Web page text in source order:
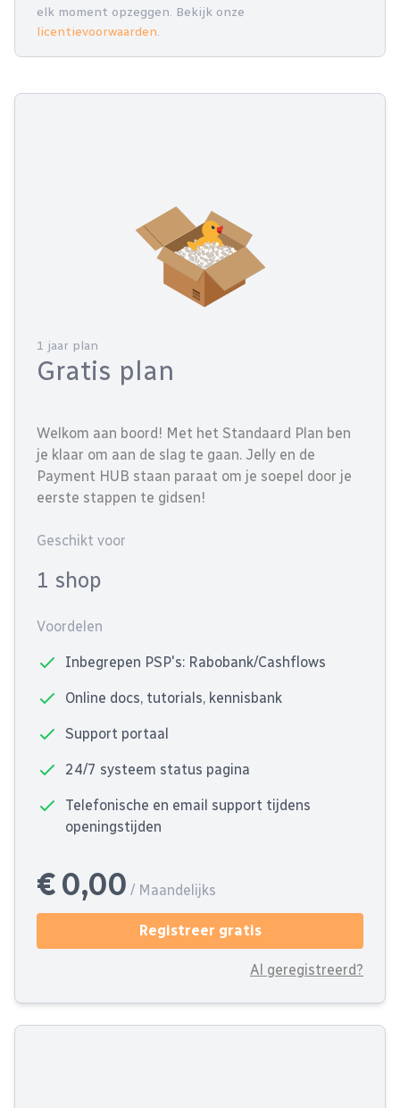
elk moment opzeggen. Bekijk onze
licentievoorwaarden.
1 jaar plan
Gratis plan
Welkom aan boord! Met het Standaard Plan ben
je klaar om aan de slag te gaan. Jelly en de
Payment HUB staan paraat om je soepel door je
eerste stappen te gidsen!
Geschikt voor
1 shop
Voordelen
Inbegrepen PSP's: Rabobank/Cashflows
Online docs, tutorials, kennisbank
Support portaal
24/7 systeem status pagina
Telefonische en email support tijdens
openingstijden
€ 0,00 / Maandelijks
Registreer gratis
Al geregistreerd?